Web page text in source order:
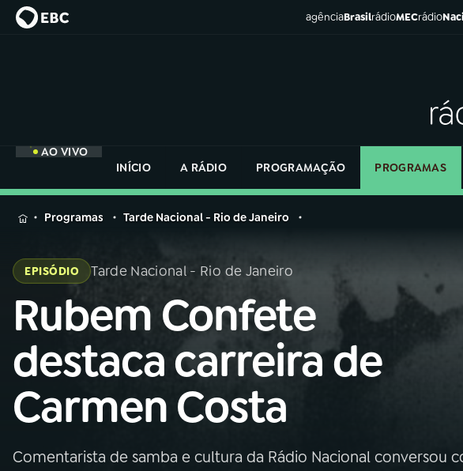
agênciaBrasilrádioMECrádio
AO VIVO
INÍCIO
A RÁDIO PROGRAMAÇÃO PROGRAMAS
MENU
Buscar
na
Rádio
Nacional
01 INÍCIO
A RÁDIO
na
Rádio
Programas Tarde Nacional - Rio de Janeiro
EPISÓDIO Tarde Nacional - Rio de Janeiro
Rubem Confete
destaca carreira de
Carmen Costa
Comentarista de samba e cultura da Rádio Nacional conversou